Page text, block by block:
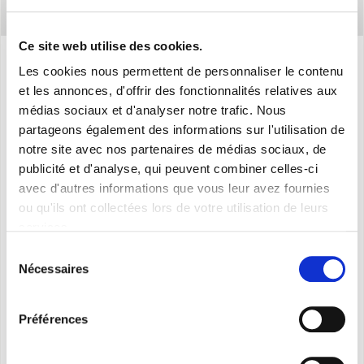
Ce site web utilise des cookies.
Les cookies nous permettent de personnaliser le contenu
et les annonces, d'offrir des fonctionnalités relatives aux
médias sociaux et d'analyser notre trafic. Nous
partageons également des informations sur l'utilisation de
notre site avec nos partenaires de médias sociaux, de
publicité et d'analyse, qui peuvent combiner celles-ci
avec d'autres informations que vous leur avez fournies
ou qu'ils ont collectées lors de votre utilisation de leurs
Nécessaires
Préférences
Caracteristiques
Puissance frigorifique nominale : 4,1 kW
Puissance frigorifique : 16 000 BTU/h
Indice d'efficacité énergétique nominal : EER 2,6